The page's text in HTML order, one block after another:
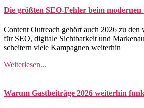
Die größten SEO-Fehler beim
Content Outreach gehört auch 2026 zu den
für SEO, digitale Sichtbarkeit und
scheitern viele Kampagnen weiterhin
Weiterlesen...
Warum Gastbeiträge 2026 weiterhin